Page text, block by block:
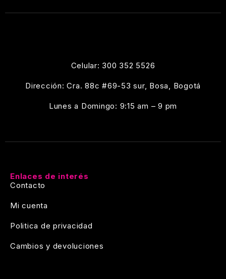
Celular: 300 352 5526
Dirección: Cra. 88c #69-53 sur, Bosa, Bogotá
Lunes a Domingo: 9:15 am – 9 pm
Enlaces de interés
Contacto
Mi cuenta
Politica de privacidad
Cambios y devoluciones